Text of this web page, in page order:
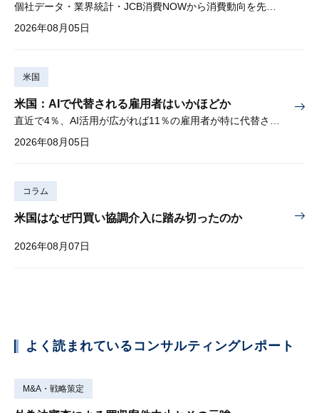
個社データ・業界統計・JCB消費NOWから消費動向を先取り
2026年08月05日
米国
米国：AIで代替される雇用者はいかほどか
2026年08月05日
コラム
米国はなぜ円買い協調介入に踏み切ったのか
2026年08月07日
よく読まれているコンサルティングレポート
M&A・戦略策定